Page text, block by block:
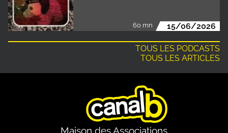
60 mn 15/06/2026
TOUS LES PODCASTS
TOUS LES ARTICLES
Maison des Associations